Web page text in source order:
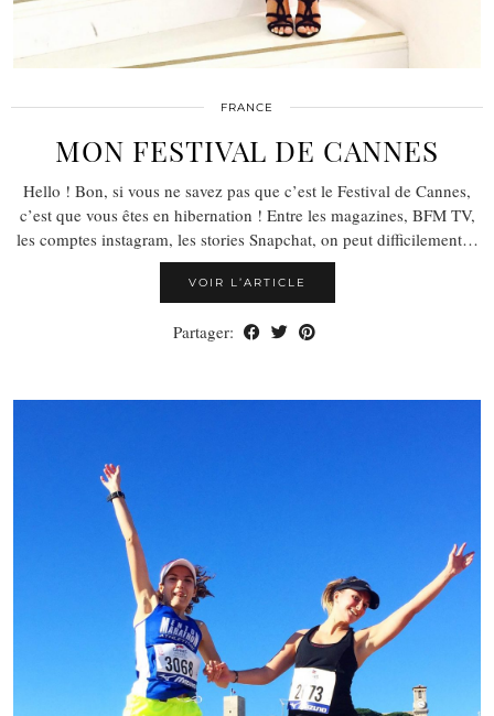
FRANCE
MON FESTIVAL DE CANNES
Hello ! Bon, si vous ne savez pas que c’est le Festival de Cannes,
c’est que vous êtes en hibernation ! Entre les magazines, BFM TV,
les comptes instagram, les stories Snapchat, on peut difficilement…
VOIR L’ARTICLE
Partager: